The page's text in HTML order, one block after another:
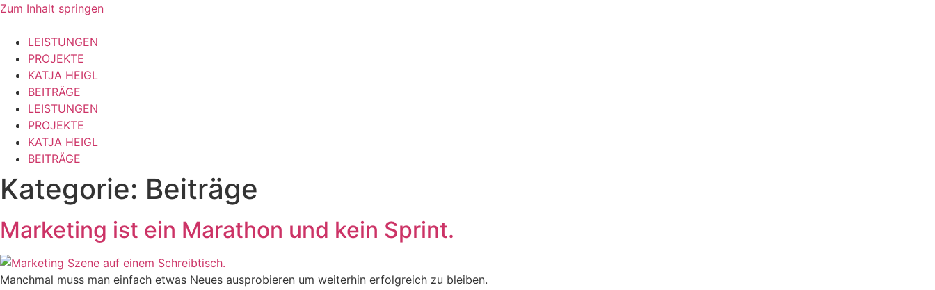
Zum Inhalt springen
LEISTUNGEN
PROJEKTE
KATJA HEIGL
BEITRÄGE
LEISTUNGEN
PROJEKTE
KATJA HEIGL
BEITRÄGE
Kategorie: Beiträge
Marketing ist ein Marathon und kein Sprint.
Manchmal muss man einfach etwas Neues ausprobieren um weiterhin erfolgreich zu bleiben.